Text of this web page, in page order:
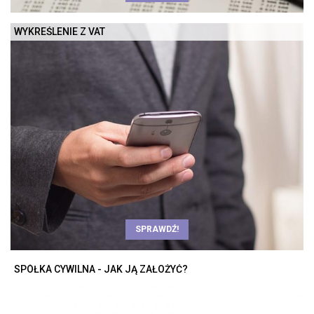
WYKREŚLENIE Z VAT
SPRAWDŹ!
SPÓŁKA CYWILNA - JAK JĄ ZAŁOŻYĆ?